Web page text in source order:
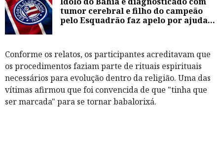
tumor cerebral e filho do campeão
pelo Esquadrão faz apelo por ajuda
Conforme os relatos, os participantes acreditavam que
os procedimentos faziam parte de rituais espirituais
necessários para evolução dentro da religião. Uma das
vítimas afirmou que foi convencida de que "tinha que
ser marcada" para se tornar babalorixá.